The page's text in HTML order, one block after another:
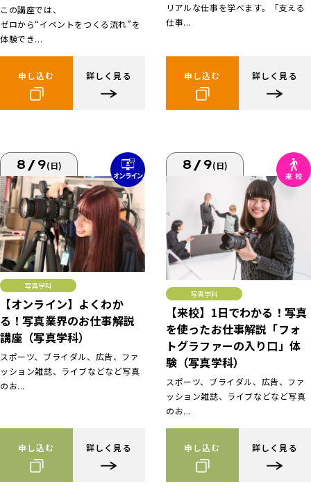
この講座では、
ゼロから“イベントをつくる流れ”を
体験でき...
申し込む 詳しく見る
リアルな仕事を学べます。「支える
仕事...
申し込む 詳しく見る
8/9(日)
写真学科
【オンライン】よくわか
る！写真業界のお仕事解説
講座（写真学科）
スポーツ、ブライダル、広告、ファ
ッション雑誌、ライブなどなど写真
のお...
申し込む 詳しく見る
8/9(日)
写真学科
【来校】1日でわかる！写真
を使ったお仕事解説「フォ
トグラファーの入り口」体
験（写真学科）
スポーツ、ブライダル、広告、ファ
ッション雑誌、ライブなどなど写真
のお...
申し込む 詳しく見る